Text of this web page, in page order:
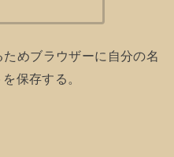
めブラウザーに自分の名
保存する。